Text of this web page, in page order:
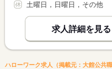
土曜日，日曜日，その他
求人詳細を見る
ハローワーク求人（掲載元：大館公共